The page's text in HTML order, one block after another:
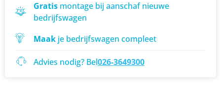
Gratis montage bij aanschaf nieuwe
bedrijfswagen
Maak je bedrijfswagen compleet
Advies nodig? Bel026-3649300